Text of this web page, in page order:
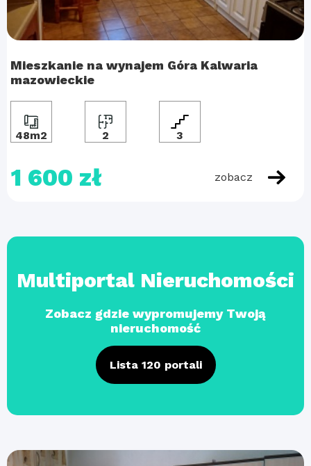
Mieszkanie na wynajem Góra Kalwaria
mazowieckie
48m2 2 3
1 600 zł zobacz
Multiportal Nieruchomości
Zobacz gdzie wypromujemy Twoją
nieruchomość
Lista 120 portali